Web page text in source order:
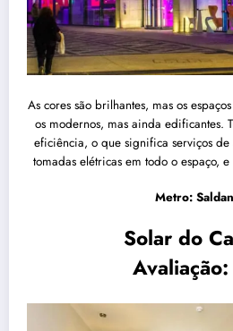
As cores são brilhantes, mas os
os modernos, mas ainda edificantes.
eficiência, o que significa serviços de
tomadas elétricas em todo o espaço,
Metro:
Solar do